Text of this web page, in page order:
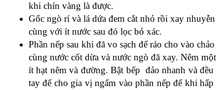
khi chín vàng là được.
Gốc ngò rí và lá dứa đem cắt nhỏ rồi xay nhuyễn
cùng với ít nước sau đó lọc bỏ xác.
Phần nếp sau khi đã vo sạch để ráo cho vào chảo
cùng nước cốt dừa và nước ngò đã xay. Nêm một
ít hạt nêm và đường. Bật bếp  đảo nhanh và đều
tay để cho gia vị ngấm vào phần nếp để khi hấp